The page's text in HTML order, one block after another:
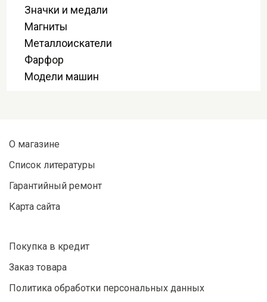
Значки и медали
Магниты
Металлоискатели
Фарфор
Модели машин
О магазине
Список литературы
Гарантийный ремонт
Карта сайта
Покупка в кредит
Заказ товара
Политика обработки персональных данных